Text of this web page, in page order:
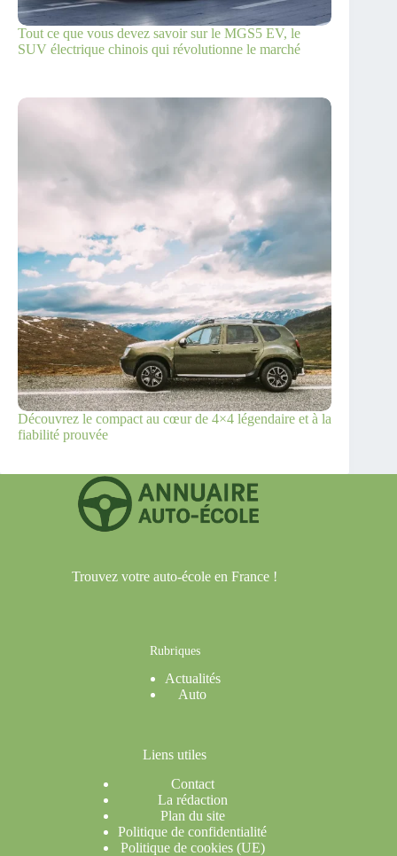
Tout ce que vous devez savoir sur le MGS5 EV, le
SUV électrique chinois qui révolutionne le marché
Découvrez le compact au cœur de 4×4 légendaire et à la
fiabilité prouvée
Trouvez votre auto-école en France !
Rubriques
Actualités
Auto
Liens utiles
Contact
La rédaction
Plan du site
Politique de confidentialité
Politique de cookies (UE)